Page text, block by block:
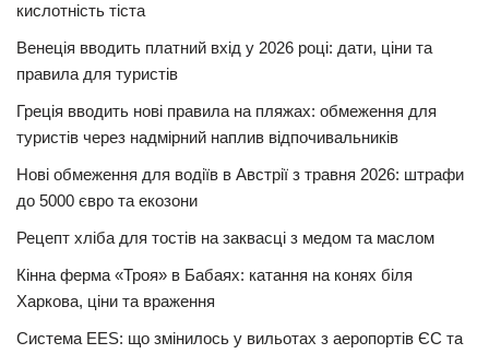
кислотність тіста
Венеція вводить платний вхід у 2026 році: дати, ціни та
правила для туристів
Греція вводить нові правила на пляжах: обмеження для
туристів через надмірний наплив відпочивальників
Нові обмеження для водіїв в Австрії з травня 2026: штрафи
до 5000 євро та екозони
Рецепт хліба для тостів на заквасці з медом та маслом
Кінна ферма «Троя» в Бабаях: катання на конях біля
Харкова, ціни та враження
Система EES: що змінилось у вильотах з аеропортів ЄС та